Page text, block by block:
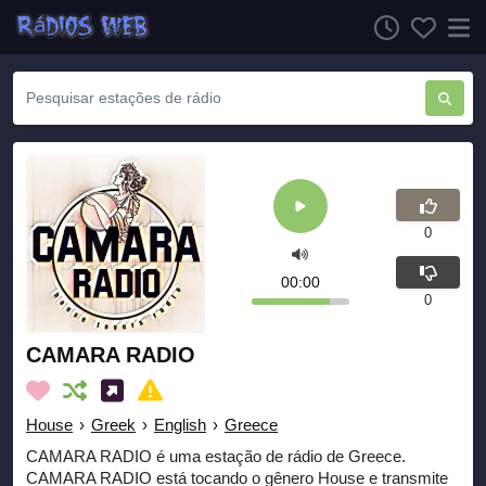
CAMARA RADIO
House › Greek › English › Greece
CAMARA RADIO é uma estação de rádio de Greece.
CAMARA RADIO está tocando o gênero House e transmite
00:00
0
0